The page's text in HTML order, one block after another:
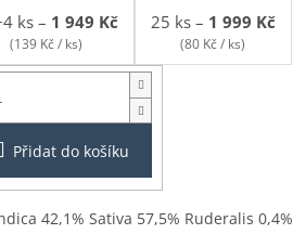
ks – 1 949 Kč
(139 Kč / ks)
25 ks – 1 999 Kč
(80 Kč / ks)
Přidat do košíku
42,1% Sativa 57,5% Ruderalis 0,4%